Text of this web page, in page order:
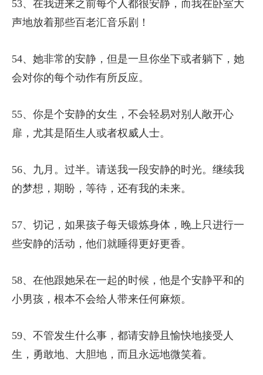
53、在我进来之前每个人都很安静，而我在卧室大
声地放着那些百老汇音乐剧！
54、她非常的安静，但是一旦你坐下或者躺下，她
会对你的每个动作有所反应。
55、你是个安静的女生，不会轻易对别人敞开心
扉，尤其是陌生人或者权威人士。
56、九月。过半。请送我一段安静的时光。继续我
的梦想，期盼，等待，还有我的未来。
57、切记，如果孩子每天锻炼身体，晚上只进行一
些安静的活动，他们就睡得更好更香。
58、在他跟她呆在一起的时候，他是个安静平和的
小男孩，根本不会给人带来任何麻烦。
59、不管发生什么事，都请安静且愉快地接受人
生，勇敢地、大胆地，而且永远地微笑着。